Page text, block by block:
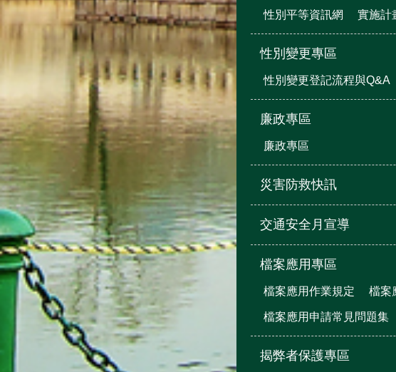
性別平等資訊網 實施計
性別變更專區
性別變更登記流程與Q&A
廉政專區
廉政專區
災害防救快訊
交通安全月宣導
檔案應用專區
檔案應用作業規定 檔案
檔案應用申請常見問題集
揭弊者保護專區